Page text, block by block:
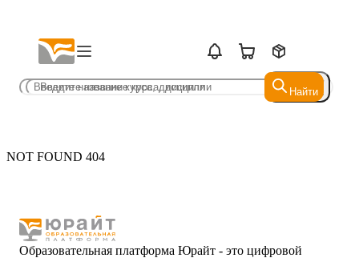
Найти
Найти
NOT FOUND 404
Образовательная платформа Юрайт - это цифровой